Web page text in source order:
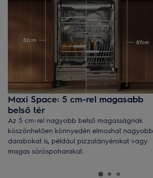
Maxi Space: 5 cm-rel magasabb
belső tér
Az 5 cm-rel nagyobb belső magasságnak
köszönhetően könnyedén elmoshat nagyobb
darabokat is, például pizzatányérokat vagy
magas söröspoharakat.